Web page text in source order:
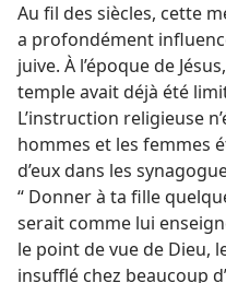
Au fil des siècles, cette
a profondément
juive. À l’époque de
temple avait déjà été
L’instruction religieuse
hommes et les femmes
d’eux dans les
“ Donner à ta fille
serait comme lui
le point de vue de Dieu,
insufflé chez beaucoup